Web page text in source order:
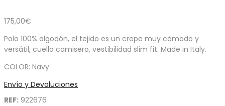
175,00€
Polo 100% algodón, el tejido es un crepe muy cómodo y
versátil, cuello camisero, vestibilidad slim fit. Made in Italy.
COLOR: Navy
Envío y Devoluciones
REF: 922676